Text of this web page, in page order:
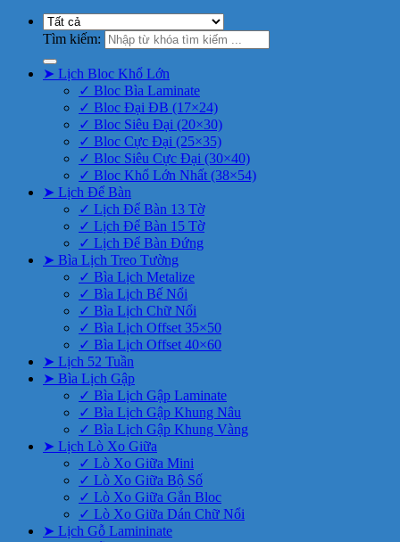
Tìm kiếm:
➤ Lịch Bloc Khổ Lớn
✓ Bloc Bìa Laminate
✓ Bloc Đại ĐB (17×24)
✓ Bloc Siêu Đại (20×30)
✓ Bloc Cực Đại (25×35)
✓ Bloc Siêu Cực Đại (30×40)
✓ Bloc Khổ Lớn Nhất (38×54)
➤ Lịch Để Bàn
✓ Lịch Để Bàn 13 Tờ
✓ Lịch Để Bàn 15 Tờ
✓ Lịch Để Bàn Đứng
➤ Bìa Lịch Treo Tường
✓ Bìa Lịch Metalize
✓ Bìa Lịch Bế Nổi
✓ Bìa Lịch Chữ Nổi
✓ Bìa Lịch Offset 35×50
✓ Bìa Lịch Offset 40×60
➤ Lịch 52 Tuần
➤ Bìa Lịch Gập
✓ Bìa Lịch Gập Laminate
✓ Bìa Lịch Gập Khung Nâu
✓ Bìa Lịch Gập Khung Vàng
➤ Lịch Lò Xo Giữa
✓ Lò Xo Giữa Mini
✓ Lò Xo Giữa Bộ Số
✓ Lò Xo Giữa Gắn Bloc
✓ Lò Xo Giữa Dán Chữ Nổi
➤ Lịch Gỗ Lamininate